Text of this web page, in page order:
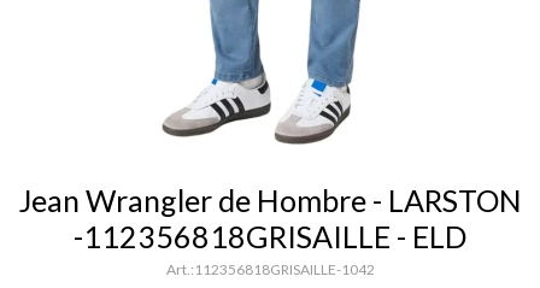
Jean Wrangler de Hombre - LARSTON
-112356818GRISAILLE - ELD
112356818GRISAILLE-1042